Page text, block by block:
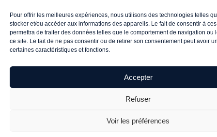
Pour offrir les meilleures expériences, nous utilisons des technologies telles
stocker et/ou accéder aux informations des appareils. Le fait de consentir à
permettra de traiter des données telles que le comportement de navigation ou
ce site. Le fait de ne pas consentir ou de retirer son consentement peut avoir
certaines caractéristiques et fonctions.
Accepter
Refuser
Voir les préférences